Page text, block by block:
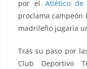
por el Atlético de
proclama campeón
madrileño jugaría
Tras su paso por
Club Deportivo